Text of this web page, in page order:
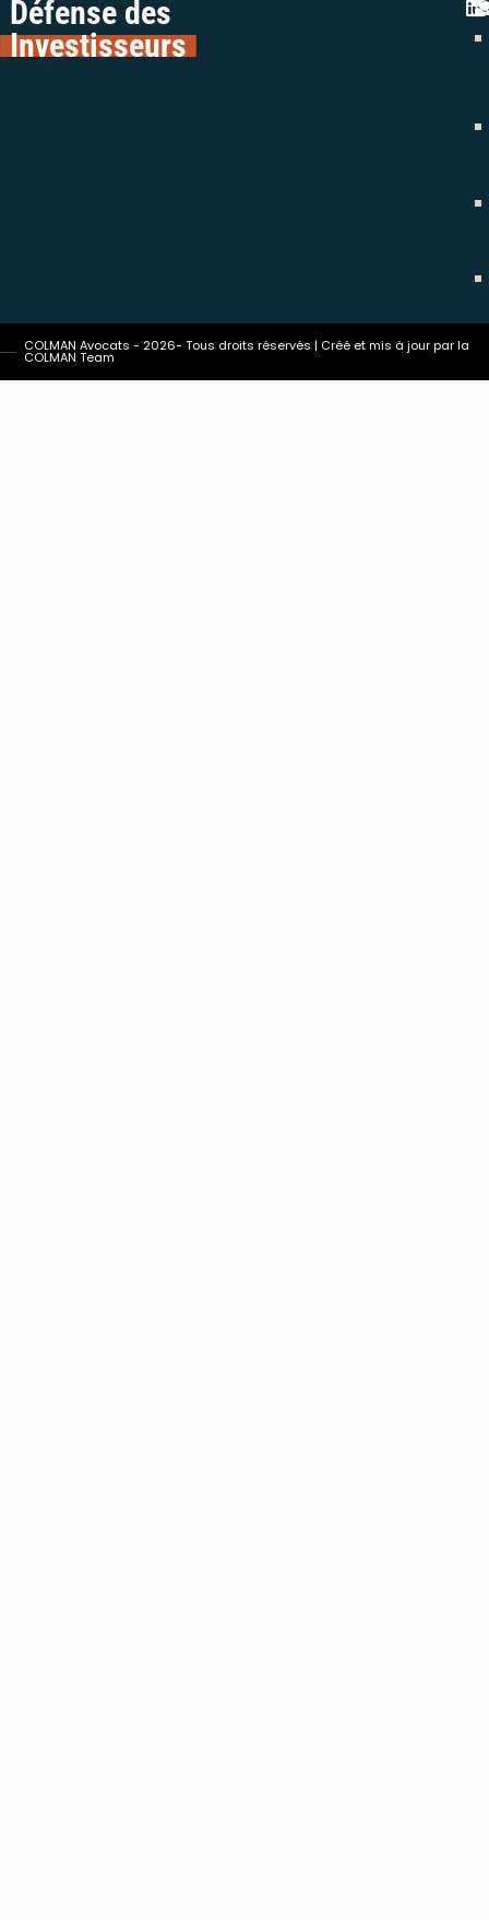
Défense des
Investisseurs
COLMAN Avocats - 2026- Tous droits réservés | Créé et mis à jour par la
COLMAN Team